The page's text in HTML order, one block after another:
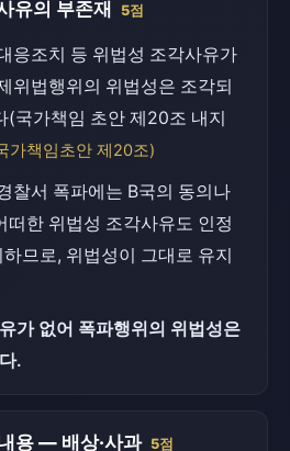
유의 부존재 5점
응조치 등 위법성 조각사유가
위법행위의 위법성은 조각되
(국가책임 초안 제20조 내지
가책임초안 제20조)
찰서 폭파에는 B국의 동의나
떠한 위법성 조각사유도 인정
므로, 위법성이 그대로 유지
가 없어 폭파행위의 위법성은
.
용 — 배상·사과 5점